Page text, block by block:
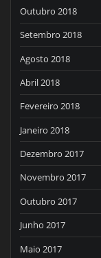
Outubro 2018
Setembro 2018
Agosto 2018
Abril 2018
Fevereiro 2018
Janeiro 2018
Dezembro 2017
Novembro 2017
Outubro 2017
Junho 2017
Maio 2017